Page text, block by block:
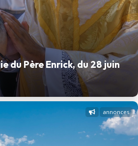
du Père Enrick, du 28 juin
annonces